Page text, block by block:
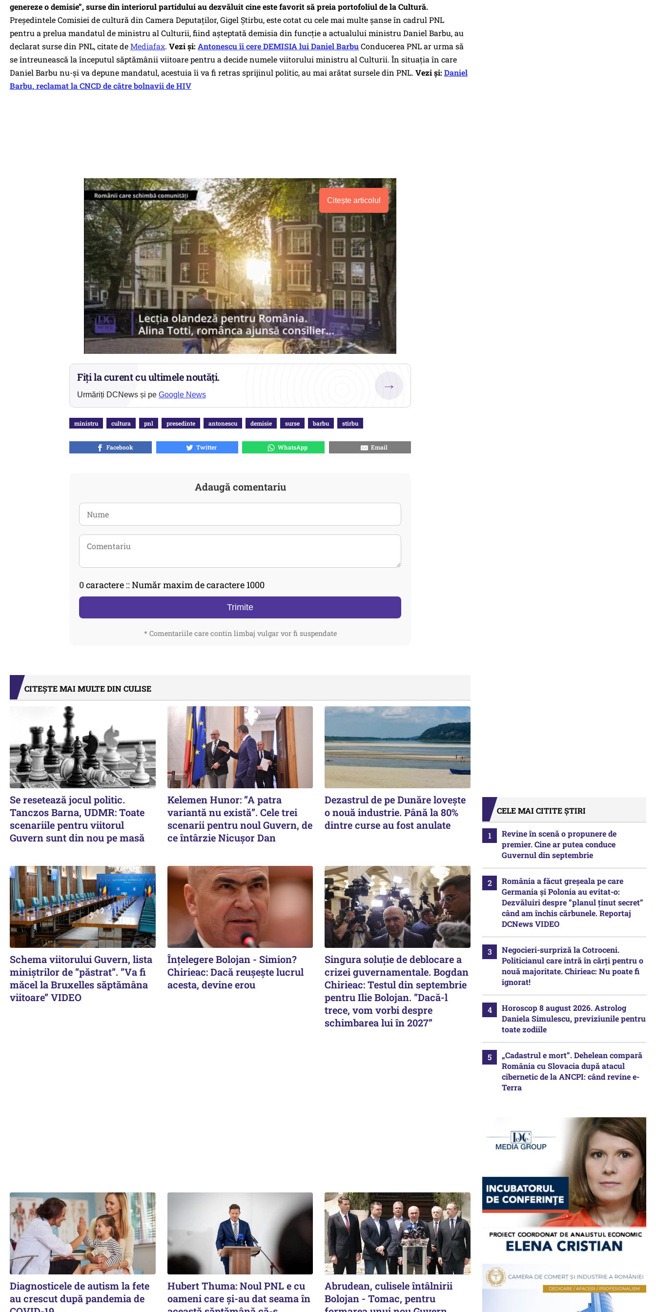
genereze o demisie”, surse din interiorul partidului au dezvăluit cine este favorit să preia portofoliul de la Cultură.
Preşedintele Comisiei de cultură din Camera Deputaţilor, Gigel Ştirbu, este cotat cu cele mai multe şanse în cadrul PNL
pentru a prelua mandatul de ministru al Culturii, fiind aşteptată demisia din funcţie a actualului ministru Daniel Barbu, au
declarat surse din PNL, citate deMediafax. Vezi și: Antonescu îi cere DEMISIA lui Daniel BarbuConducerea PNL ar urma să
se întreunească la începutul săptămânii viitoare pentru a decide numele viitorului ministru al Culturii. În situaţia în care
Daniel Barbu nu-şi va depune mandatul, acestuia îi va fi retras sprijinul politic, au mai arătat sursele din PNL. Vezi și: Daniel
Barbu, reclamat la CNCD de către bolnavii de HIV
Citește articolul
Fiți la curent cu ultimele noutăți.
Urmăriți DCNews și pe Google News
→
ministru cultura pnl presedinte antonescu demisie surse barbu stirbu
Facebook Twitter WhatsApp Email
Adaugă comentariu
0caractere :: Număr maxim de caractere 1000
Trimite
* Comentariile care contin limbaj vulgar vor fi suspendate
CITEȘTE MAI MULTE DIN CULISE
Se resetează jocul politic.
Tanczos Barna, UDMR: Toate
scenariile pentru viitorul
Guvern sunt din nou pe masă
Kelemen Hunor: ”A patra
variantă nu există”. Cele trei
scenarii pentru noul Guvern, de
ce întârzie Nicușor Dan
Dezastrul de pe Dunăre lovește
o nouă industrie. Până la 80%
dintre curse au fost anulate
Schema viitorului Guvern, lista
miniștrilor de ”păstrat”. ”Va fi
măcel la Bruxelles săptămâna
viitoare” VIDEO
Înțelegere Bolojan - Simion?
Chirieac: Dacă reușește lucrul
acesta, devine erou
Singura soluție de deblocare a
crizei guvernamentale. Bogdan
Chirieac: Testul din septembrie
pentru Ilie Bolojan. ”Dacă-l
trece, vom vorbi despre
schimbarea lui în 2027”
Diagnosticele de autism la fete
au crescut după pandemia de
Hubert Thuma: Noul PNL e cu
oameni care și-au dat seama în
Abrudean, culisele întâlnirii
Bolojan - Tomac, pentru
CELE MAI CITITE ȘTIRI
Revine în scenă o propunere de
premier. Cine ar putea conduce
Guvernul din septembrie
România a făcut greșeala pe care
Germania și Polonia au evitat-o:
Dezvăluiri despre ”planul ținut secret”
când am închis cărbunele. Reportaj
DCNews VIDEO
Negocieri-surpriză la Cotroceni.
Politicianul care intră în cărți pentru o
nouă majoritate. Chirieac: Nu poate fi
ignorat!
Horoscop 8 august 2026. Astrolog
Daniela Simulescu, previziunile pentru
toate zodiile
„Cadastrul e mort”. Dehelean compară
România cu Slovacia după atacul
cibernetic de la ANCPI: când revine e-
Terra